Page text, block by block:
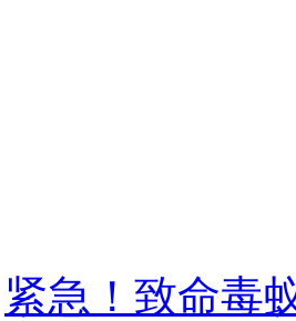
紧急！致命毒